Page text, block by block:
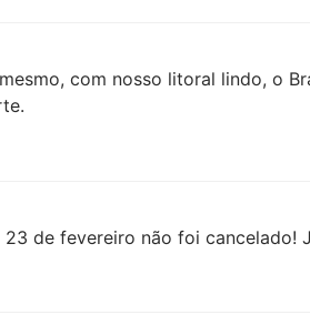
com nosso litoral lindo, o
de fevereiro não foi cancelado!